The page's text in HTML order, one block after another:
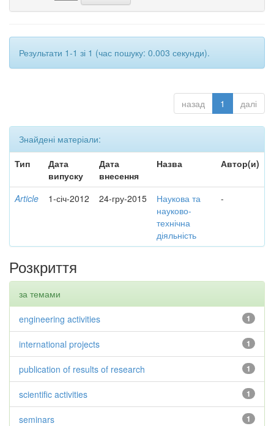
Результати 1-1 зі 1 (час пошуку: 0.003 секунди).
назад 1 далі
Знайдені матеріали:
Тип
Дата
випуску
Дата
внесення
Назва Автор(и)
Article 1-січ-2012 24-гру-2015
Наукова та
науково-
технічна
діяльність
-
Розкриття
за темами
1
engineering activities
1
international projects
1
publication of results of research
1
scientific activities
1
seminars